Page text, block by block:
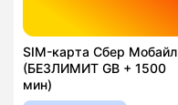
SIM-карта Сбер Мобайл
(БЕЗЛИМИТ GB + 1500
мин)